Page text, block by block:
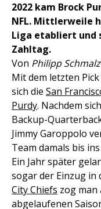
2022 kam Brock
NFL. Mittlerweile
Liga etabliert und
Zahltag.
Von Philipp Schmalz
Mit dem letzten
sich die San
Purdy. Nachdem
Backup-
Jimmy Garoppolo
Team damals bis
Ein Jahr später
sogar der Einzug in
City Chiefs zog man
abgelaufenen